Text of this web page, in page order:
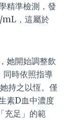
精準檢測，發
mL，這屬於
她開始調整飲
同時依照指導
持之以恆。僅
素D血中濃度
充足」的範